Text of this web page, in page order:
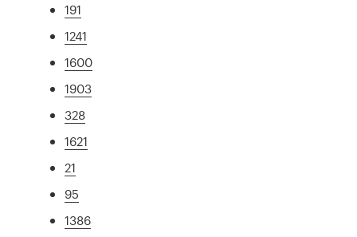
191
1241
1600
1903
328
1621
21
95
1386